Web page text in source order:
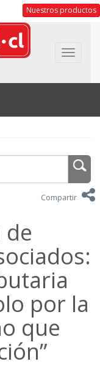
Nuestros productos
Toggle
Compartir
de
por la
que